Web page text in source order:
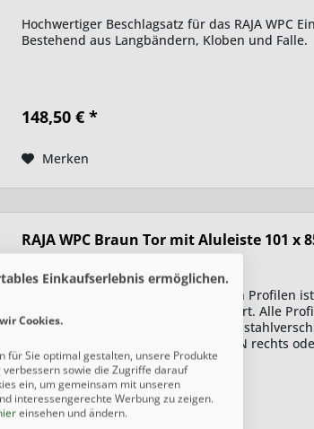
Hochwertiger Beschlagsatz für das RAJA WPC
Bestehend aus Langbändern, Kloben und Falle.
148,50 € *
Merken
RAJA WPC Braun Tor mit Aluleiste 101 x
Das RAJA WPC Tor aus 9 senkrechten Profilen
Diagonalstreben zusätzlich stabilisiert. Alle
den Querleisten jeweils doppelt
stabil konstruierte RAJA Tor kann DIN rechts
links...
161,10 € *
Einkaufserlebnis ermöglichen.
Cookies.
für Sie optimal gestalten, unsere Produkte
sowie die Zugriffe darauf
ein, um gemeinsam mit unseren
interessengerechte Werbung zu zeigen.
einsehen und ändern.